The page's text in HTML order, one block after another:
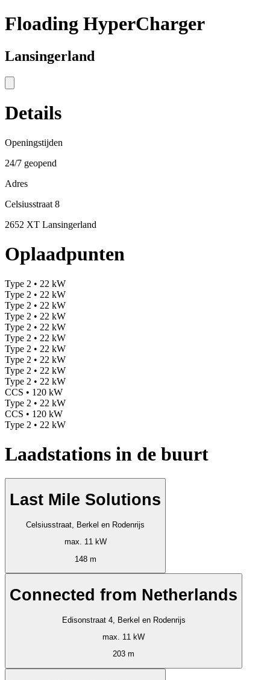
Floading HyperCharger
Lansingerland
Details
Openingstijden
24/7 geopend
Adres
Celsiusstraat 8
2652 XT Lansingerland
Oplaadpunten
Type 2 • 22 kW
Type 2 • 22 kW
Type 2 • 22 kW
Type 2 • 22 kW
Type 2 • 22 kW
Type 2 • 22 kW
Type 2 • 22 kW
Type 2 • 22 kW
Type 2 • 22 kW
Type 2 • 22 kW
CCS • 120 kW
Type 2 • 22 kW
CCS • 120 kW
Type 2 • 22 kW
Laadstations in de buurt
Last Mile Solutions
Celsiusstraat, Berkel en Rodenrijs
max. 11 kW
148 m
Connected from Netherlands
Edisonstraat 4, Berkel en Rodenrijs
max. 11 kW
203 m